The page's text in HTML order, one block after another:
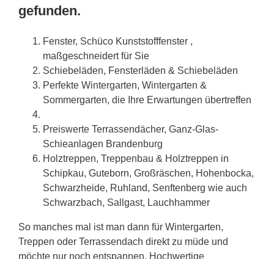
gefunden.
Fenster, Schüco Kunststofffenster ,
maßgeschneidert für Sie
Schiebeläden, Fensterläden & Schiebeläden
Perfekte Wintergarten, Wintergarten &
Sommergarten, die Ihre Erwartungen übertreffen
Preiswerte Terrassendächer, Ganz-Glas-
Schieanlagen Brandenburg
Holztreppen, Treppenbau & Holztreppen in
Schipkau, Guteborn, Großräschen, Hohenbocka,
Schwarzheide, Ruhland, Senftenberg wie auch
Schwarzbach, Sallgast, Lauchhammer
So manches mal ist man dann für Wintergarten,
Treppen oder Terrassendach direkt zu müde und
möchte nur noch entspannen. Hochwertige